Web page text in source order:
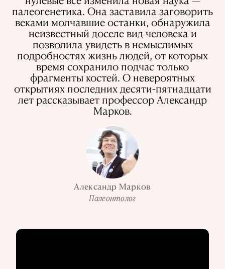
палеогенетика. Она заставила заговорить
веками молчавшие останки, обнаружила
неизвестный доселе вид человека и
позволила увидеть в немыслимых
подробностях жизнь людей, от которых
время сохранило подчас только
фрагменты костей. О невероятных
открытиях последних десяти-пятнадцати
лет рассказывает профессор Александр
Марков.
Александр Марков
Палеонтолог